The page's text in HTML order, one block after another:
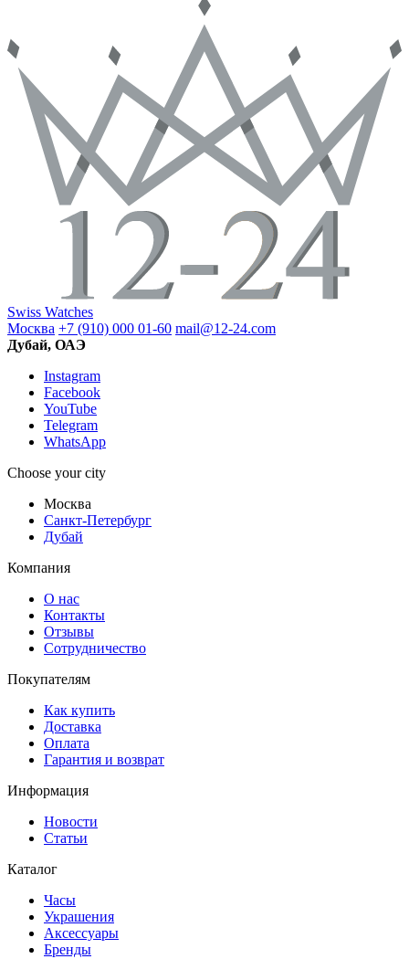
Swiss Watches
Москва +7 (910) 000 01-60 mail@12-24.com
Дубай, ОАЭ
Instagram
Facebook
YouTube
Telegram
WhatsApp
Choose your city
Москва
Санкт-Петербург
Дубай
Компания
О нас
Контакты
Отзывы
Сотрудничество
Покупателям
Как купить
Доставка
Оплата
Гарантия и возврат
Информация
Новости
Статьи
Каталог
Часы
Украшения
Аксессуары
Бренды